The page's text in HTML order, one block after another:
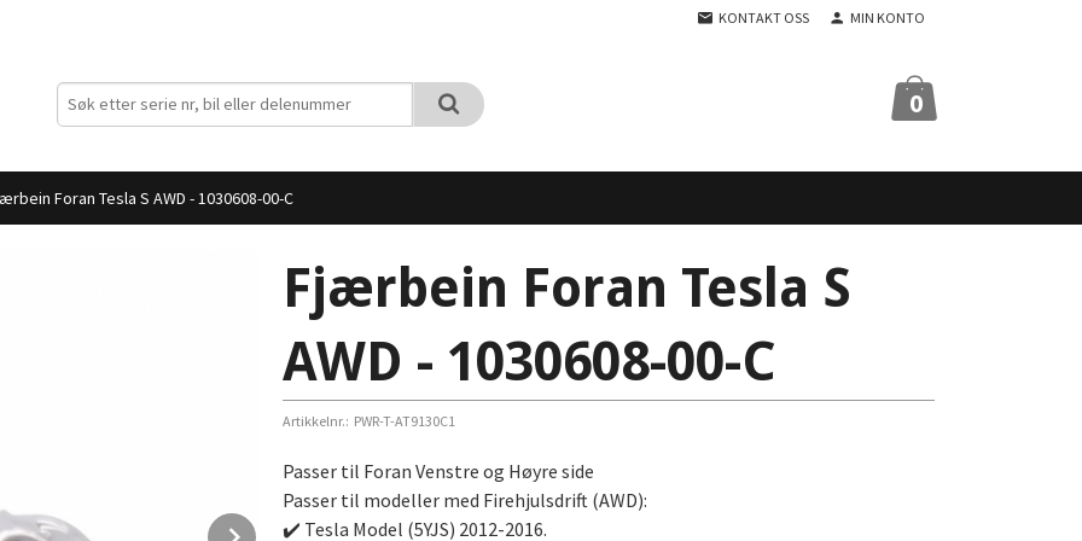
KONTAKT OSS MIN KONTO
0
Foran Tesla S AWD - 1030608-00-C
Next
Fjærbein Foran Tesla S
AWD - 1030608-00-C
Artikkelnr.: PWR-T-AT9130C1
Passer til Foran Venstre og Høyre side
Passer til modeller med Firehjulsdrift (AWD):
✔️ Tesla Model (5YJS) 2012-2016.